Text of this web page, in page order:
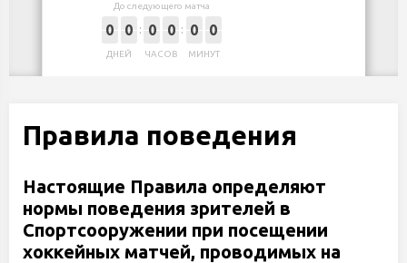
До следующего матча
0 0
ДНЕЙ
0 0
ЧАСОВ
0 0
МИНУТ
Правила поведения
Настоящие Правила определяют
нормы поведения зрителей в
Спортсооружении при посещении
хоккейных матчей, проводимых на